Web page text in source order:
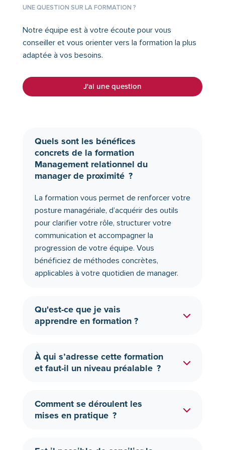
UNE QUESTION SUR LA FORMATION ?
Notre équipe est à votre écoute pour vous
conseiller et vous orienter vers la formation la plus
adaptée à vos besoins.
J'ai une question
Quels sont les bénéfices
concrets de la formation
Management relationnel du
manager de proximité ?
La formation vous permet de renforcer votre
posture managériale, d’acquérir des outils
pour clarifier votre rôle, structurer votre
communication et accompagner la
progression de votre équipe. Vous
bénéficiez de méthodes concrètes,
applicables à votre quotidien de manager.
Qu'est-ce que je vais
apprendre en formation ?
À qui s’adresse cette formation
et faut-il un niveau préalable ?
Comment se déroulent les
mises en pratique ?